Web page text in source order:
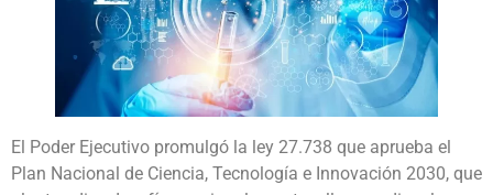
El Poder Ejecutivo promulgó la ley 27.738 que aprueba el
Plan Nacional de Ciencia, Tecnología e Innovación 2030, que